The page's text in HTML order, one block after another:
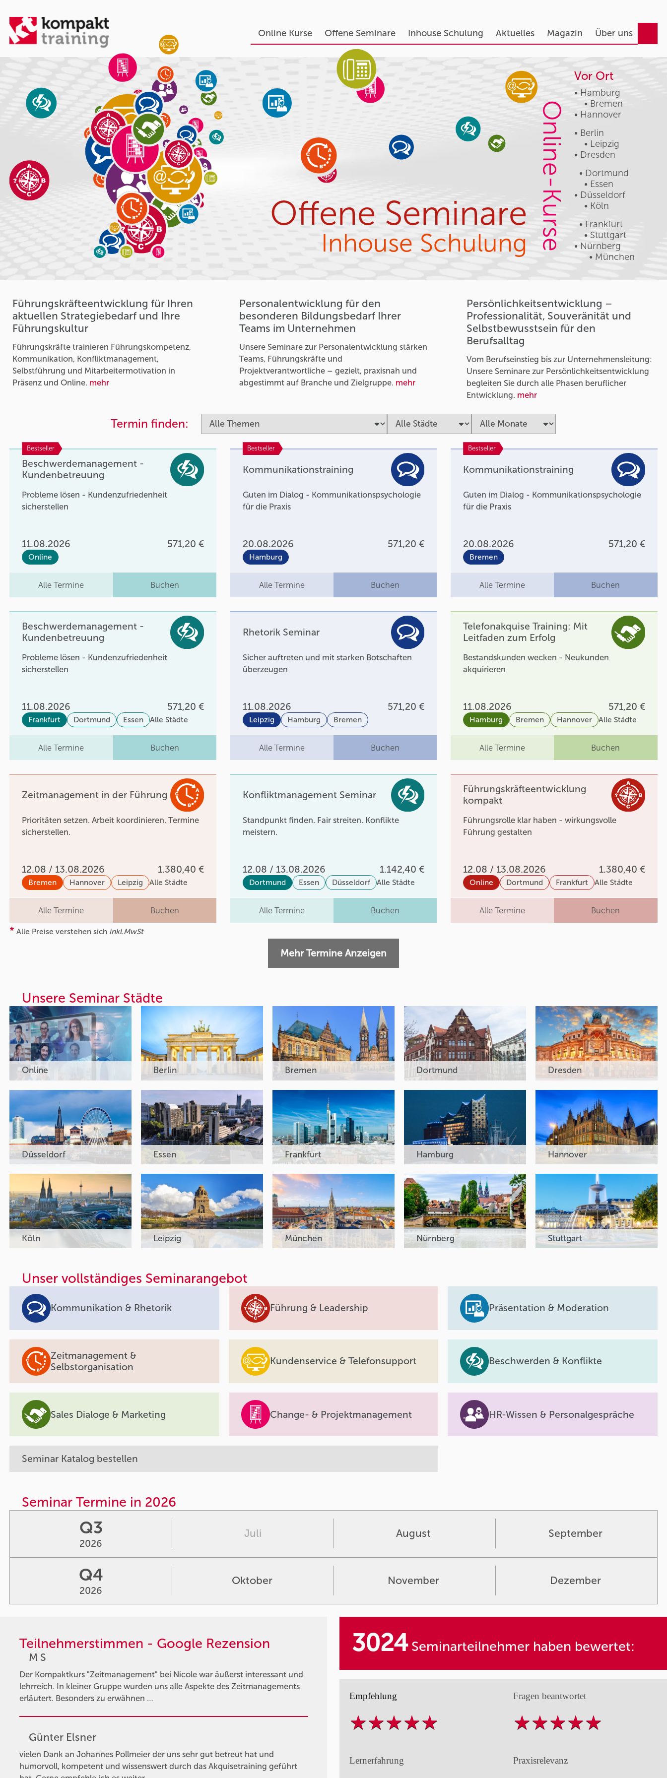
Online Kurse Offene Seminare Inhouse Schulung Aktuelles Magazin Über uns
Offene Seminare
Inhouse Schulung Online-Kurse
Vor Ort
• Hamburg
• Bremen
• Hannover
• Berlin
• Leipzig
• Dresden
• Dortmund
• Essen
• Düsseldorf
• Köln
• Frankfurt
• Stuttgart
• Nürnberg
• München
Führungskräfteentwicklung für Ihren
aktuellen Strategiebedarf und Ihre
Führungskultur
Führungskräfte trainieren Führungskompetenz,
Kommunikation, Konfliktmanagement,
Selbstführung und Mitarbeitermotivation in
Präsenz und Online. mehr
Personalentwicklung für den
besonderen Bildungsbedarf Ihrer
Teams im Unternehmen
Unsere Seminare zur Personalentwicklung stärken
Teams, Führungskräfte und
Projektverantwortliche – gezielt, praxisnah und
abgestimmt auf Branche und Zielgruppe. mehr
Persönlichkeitsentwicklung –
Professionalität, Souveränität und
Selbstbewusstsein für den
Berufsalltag
Vom Berufseinstieg bis zur Unternehmensleitung:
Unsere Seminare zur Persönlichkeitsentwicklung
begleiten Sie durch alle Phasen beruflicher
Entwicklung. mehr
Termin finden:
Bestseller
Beschwerdemanagement -
Kundenbetreuung
Probleme lösen - Kundenzufriedenheit
sicherstellen
11.08.2026 571,20 €
Online
Alle Termine Buchen
Bestseller
Kommunikationstraining
Guten im Dialog - Kommunikationspsychologie
für die Praxis
20.08.2026 571,20 €
Hamburg
Alle Termine Buchen
Bestseller
Kommunikationstraining
Guten im Dialog - Kommunikationspsychologie
für die Praxis
20.08.2026 571,20 €
Bremen
Alle Termine Buchen
Beschwerdemanagement -
Kundenbetreuung
Probleme lösen - Kundenzufriedenheit
sicherstellen
11.08.2026 571,20 €
Frankfurt Dortmund Essen Alle Städte
Alle Termine Buchen
Rhetorik Seminar
Sicher auftreten und mit starken Botschaften
überzeugen
11.08.2026 571,20 €
Leipzig Hamburg Bremen
Alle Termine Buchen
Telefonakquise Training: Mit
Leitfaden zum Erfolg
Bestandskunden wecken - Neukunden
akquirieren
11.08.2026 571,20 €
Hamburg Bremen Hannover Alle Städte
Alle Termine Buchen
Zeitmanagement in der Führung
Prioritäten setzen. Arbeit koordinieren. Termine
sicherstellen.
12.08 / 13.08.2026 1.380,40 €
Bremen Hannover Leipzig Alle Städte
Alle Termine Buchen
Konfliktmanagement Seminar
Standpunkt finden. Fair streiten. Konflikte
meistern.
12.08 / 13.08.2026 1.142,40 €
Dortmund Essen Düsseldorf Alle Städte
Alle Termine Buchen
Führungskräfteentwicklung
kompakt
Führungsrolle klar haben - wirkungsvolle
Führung gestalten
12.08 / 13.08.2026 1.380,40 €
Online Dortmund Frankfurt Alle Städte
Alle Termine Buchen
* Alle Preise verstehen sich inkl.MwSt
Mehr Termine Anzeigen
3024Seminarteilnehmer haben bewertet:
Empfehlung Fragen beantwortet
Lernerfahrung Praxisrelevanz
Teilnehmerstimmen - Google Rezension
M S
Der Kompaktkurs "Zeitmanagement" bei Nicole war äußerst interessant und
lehrreich. In kleiner Gruppe wurden uns alle Aspekte des Zeitmanagements
erläutert. Besonders zu erwähnen …
Günter Elsner
vielen Dank an Johannes Pollmeier der uns sehr gut betreut hat und
humorvoll, kompetent und wissenswert durch das Akquisetraining geführt
Unser vollständiges Seminarangebot
Kommunikation & Rhetorik Führung & Leadership Präsentation & Moderation
Zeitmanagement &
Selbstorganisation
Kundenservice & Telefonsupport Beschwerden & Konflikte
Sales Dialoge & Marketing Change- & Projektmanagement HR-Wissen & Personalgespräche
Seminar Katalog bestellen
Unsere Seminar Städte
Online Berlin Bremen Dortmund Dresden
Düsseldorf Essen Frankfurt Hamburg Hannover
Köln Leipzig München Nürnberg Stuttgart
Seminar Termine in 2026
Q3
2026
Juli August September
Q4
2026
Oktober November Dezember